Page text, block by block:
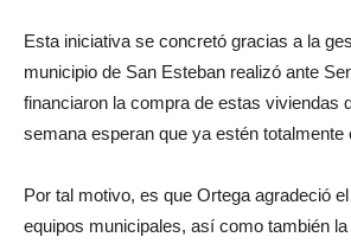
Esta iniciativa se concretó gracias a la
municipio de San Esteban realizó ante
financiaron la compra de estas viviendas
semana esperan que ya estén totalmente
Por tal motivo, es que Ortega agradeció
equipos municipales, así como también